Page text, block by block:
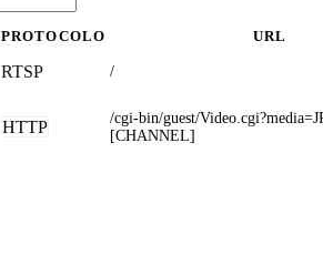
PROTOCOLO URL
RTSP /
HTTP
/cgi-bin/guest/
[CHANNEL]